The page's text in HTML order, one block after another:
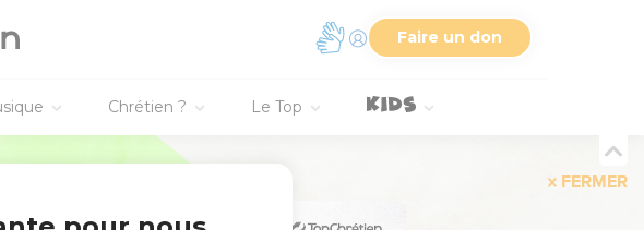
Faire un don
Chrétien ? Le Top
FERMER